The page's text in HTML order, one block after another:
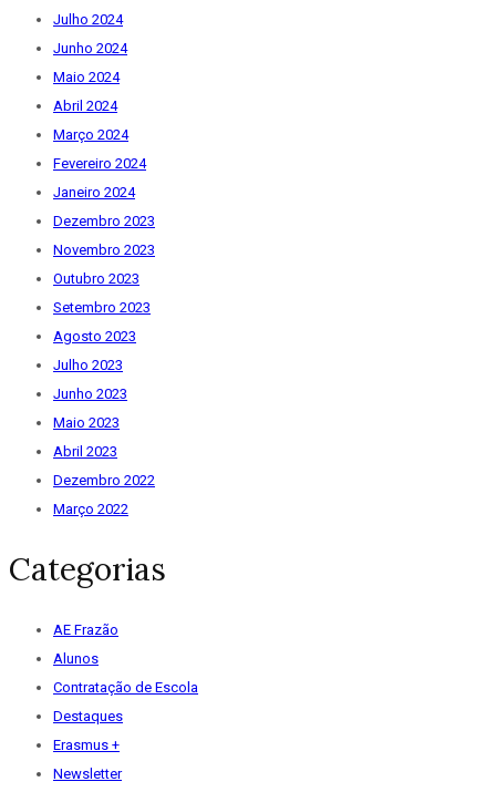
Julho 2024
Junho 2024
Maio 2024
Abril 2024
Março 2024
Fevereiro 2024
Janeiro 2024
Dezembro 2023
Novembro 2023
Outubro 2023
Setembro 2023
Agosto 2023
Julho 2023
Junho 2023
Maio 2023
Abril 2023
Dezembro 2022
Março 2022
Categorias
AE Frazão
Alunos
Contratação de Escola
Destaques
Erasmus +
Newsletter